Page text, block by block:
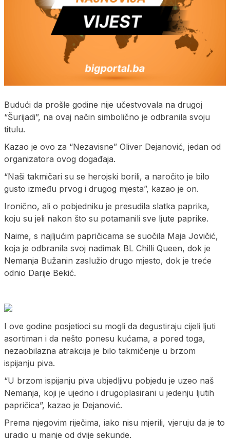
Budući da prošle godine nije učestvovala na drugoj
“Šurijadi”, na ovaj način simbolično je odbranila svoju
titulu.
Kazao je ovo za “Nezavisne” Oliver Dejanović, jedan od
organizatora ovog događaja.
“Naši takmičari su se herojski borili, a naročito je bilo
gusto između prvog i drugog mjesta”, kazao je on.
Ironično, ali o pobjedniku je presudila slatka paprika,
koju su jeli nakon što su potamanili sve ljute paprike.
Naime, s najljućim papričicama se suočila Maja Jovičić,
koja je odbranila svoj nadimak BL Chilli Queen, dok je
Nemanja Bužanin zaslužio drugo mjesto, dok je treće
odnio Darije Bekić.
I ove godine posjetioci su mogli da degustiraju cijeli ljuti
asortiman i da nešto ponesu kućama, a pored toga,
nezaobilazna atrakcija je bilo takmičenje u brzom
ispijanju piva.
“U brzom ispijanju piva ubjedljivu pobjedu je uzeo naš
Nemanja, koji je ujedno i drugoplasirani u jedenju ljutih
papričica”, kazao je Dejanović.
Prema njegovim riječima, iako nisu mjerili, vjeruju da je to
uradio u manje od dvije sekunde.